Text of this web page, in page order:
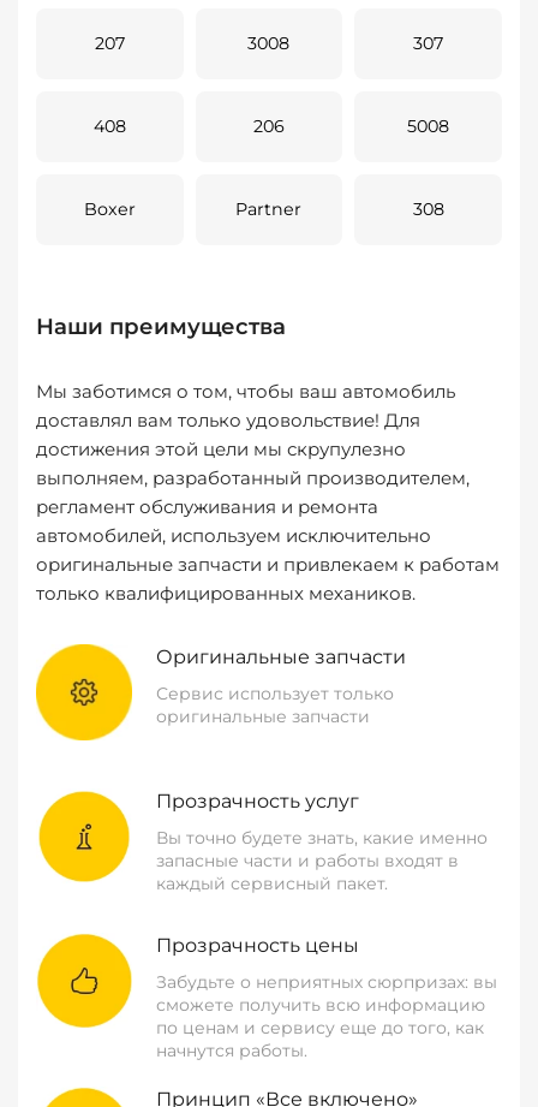
207 3008 307
408 206 5008
Boxer Partner 308
Наши преимущества
Мы заботимся о том, чтобы ваш автомобиль
доставлял вам только удовольствие! Для
достижения этой цели мы скрупулезно
выполняем, разработанный производителем,
регламент обслуживания и ремонта
автомобилей, используем исключительно
оригинальные запчасти и привлекаем к работам
только квалифицированных механиков.
Оригинальные запчасти
Сервис использует только
оригинальные запчасти
Прозрачность услуг
Вы точно будете знать, какие именно
запасные части и работы входят в
каждый сервисный пакет.
Прозрачность цены
Забудьте о неприятных сюрпризах: вы
сможете получить всю информацию
по ценам и сервису еще до того, как
начнутся работы.
Принцип «Все включено»